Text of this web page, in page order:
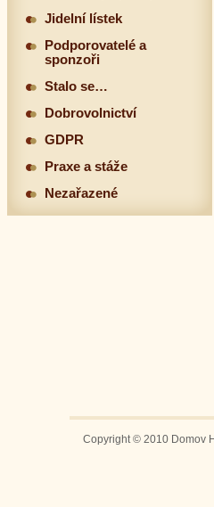
Jidelní lístek
Podporovatelé a
sponzoři
Stalo se…
Dobrovolnictví
GDPR
Praxe a stáže
Nezařazené
Copyright © 2010 Domov